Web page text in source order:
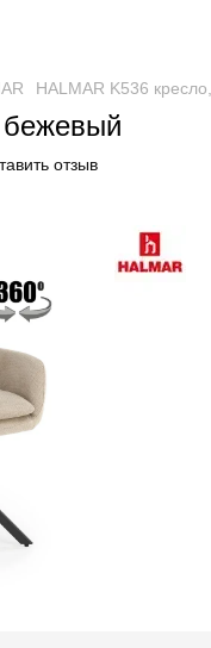
HALMAR K536
бежевый
отзыв